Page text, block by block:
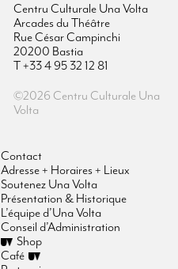
Centru Culturale Una Volta
Arcades du Théâtre
Rue César Campinchi
20200 Bastia
T +33 4 95 32 12 81
©2026 Centru Culturale Una
Volta
Contact
Adresse + Horaires + Lieux
Soutenez Una Volta
Présentation & Historique
L’équipe d’Una Volta
Conseil d’Administration
Shop
Café